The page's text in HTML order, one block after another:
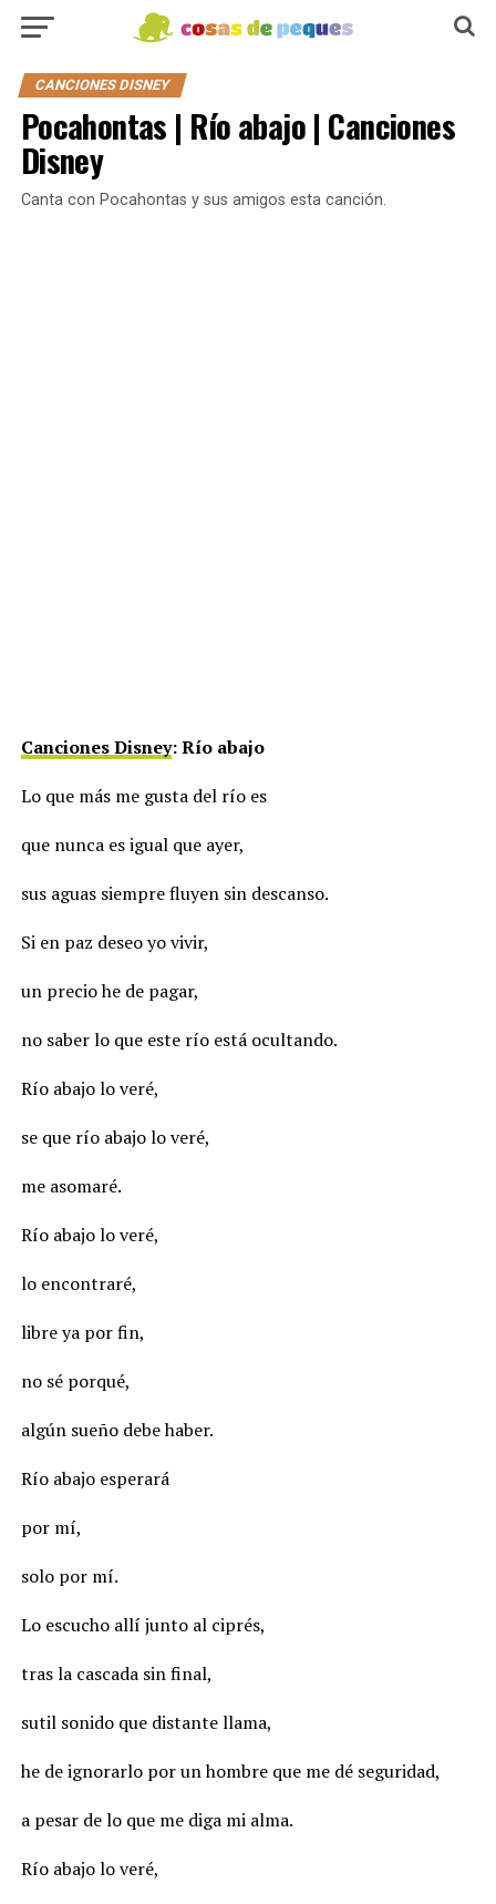
CANCIONES DISNEY
Pocahontas | Río abajo | Canciones
Disney
Canta con Pocahontas y sus amigos esta canción.
Canciones Disney: Río abajo
Lo que más me gusta del río es
que nunca es igual que ayer,
sus aguas siempre fluyen sin descanso.
Si en paz deseo yo vivir,
un precio he de pagar,
no saber lo que este río está ocultando.
Río abajo lo veré,
se que río abajo lo veré,
me asomaré.
Río abajo lo veré,
lo encontraré,
libre ya por fin,
no sé porqué,
algún sueño debe haber.
Río abajo esperará
por mí,
solo por mí.
Lo escucho allí junto al ciprés,
tras la cascada sin final,
sutil sonido que distante llama,
he de ignorarlo por un hombre que me dé seguridad,
a pesar de lo que me diga mi alma.
Río abajo lo veré,